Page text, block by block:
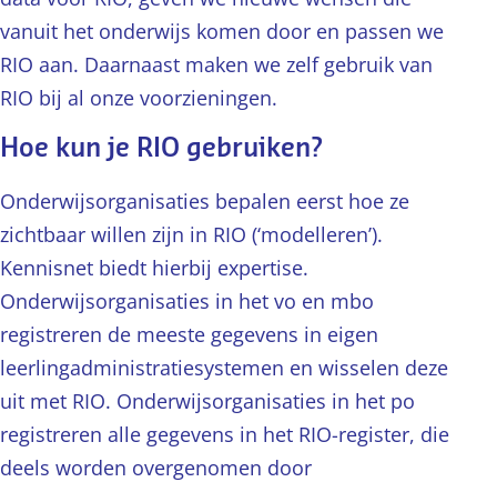
vanuit het onderwijs komen door en passen we
RIO aan. Daarnaast maken we zelf gebruik van
RIO bij al onze voorzieningen.
Hoe kun je RIO gebruiken?
Onderwijsorganisaties bepalen eerst hoe ze
zichtbaar willen zijn in RIO (‘modelleren’).
Kennisnet biedt hierbij expertise.
Onderwijsorganisaties in het vo en mbo
registreren de meeste gegevens in eigen
leerlingadministratiesystemen en wisselen deze
uit met RIO. Onderwijsorganisaties in het po
registreren alle gegevens in het RIO-register, die
deels worden overgenomen door